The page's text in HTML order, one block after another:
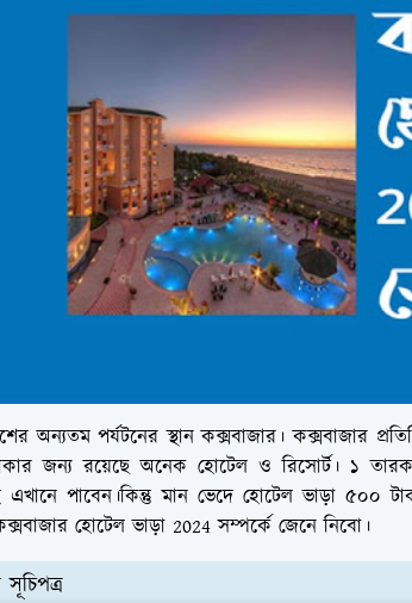
অন্যতম পর্যটনের স্থান কক্সবাজার। কক্সবাজার
জন্য রয়েছে অনেক হোটেল ও রিসোর্ট। ১
এখানে পাবেন।কিন্তু মান ভেদে হোটেল ভাড়া
হোটেল ভাড়া 2024 সম্পর্কে জেনে নিবো।